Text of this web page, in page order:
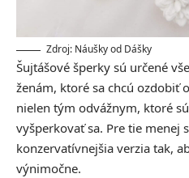
Zdroj: Náušky od Dášky
Šujtášové šperky sú určené
ženám, ktoré sa chcú ozdobiť
nielen tým odvážnym, ktoré
vyšperkovať sa. Pre tie menej
konzervatívnejšia verzia tak,
výnimočne.